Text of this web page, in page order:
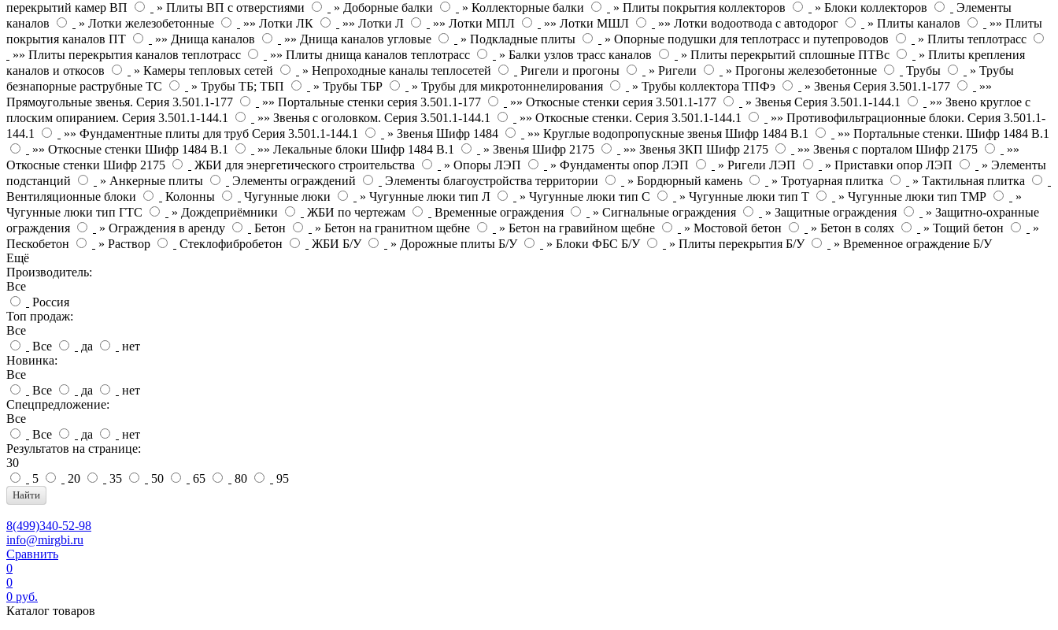
перекрытий камер ВП
» Плиты ВП с отверстиями » Доборные балки » Коллекторные балки » Плиты покрытия коллекторов » Блоки коллекторов
Элементы
каналов
» Лотки железобетонные »» Лотки ЛК »» Лотки Л »» Лотки МПЛ »» Лотки МШЛ »» Лотки водоотвода с автодорог » Плиты каналов
»» Плиты
покрытия каналов ПТ
»» Днища каналов »» Днища каналов угловые » Подкладные плиты » Опорные подушки для теплотрасс и путепроводов
» Плиты теплотрасс
»» Плиты перекрытия каналов теплотрасс
»» Плиты днища каналов теплотрасс » Балки узлов трасс каналов » Плиты перекрытий сплошные ПТВс
» Плиты крепления
каналов и откосов
» Камеры тепловых сетей » Непроходные каналы теплосетей Ригели и прогоны » Ригели » Прогоны железобетонные Трубы
» Трубы
безнапорные раструбные ТС
» Трубы ТБ; ТБП » Трубы ТБР » Трубы для микротоннелирования » Трубы коллектора ТПФэ » Звенья Серия 3.501.1-177
»»
Прямоугольные звенья. Серия 3.501.1-177
»» Портальные стенки серия 3.501.1-177 »» Откосные стенки серия 3.501.1-177 » Звенья Серия 3.501.1-144.1
»» Звено круглое с
плоским опиранием. Серия 3.501.1-144.1
»» Звенья с оголовком. Серия 3.501.1-144.1 »» Откосные стенки. Серия 3.501.1-144.1
»» Противофильтрационные блоки. Серия 3.501.1-
144.1
»» Фундаментные плиты для труб Серия 3.501.1-144.1 » Звенья Шифр 1484 »» Круглые водопропускные звенья Шифр 1484 В.1
»» Портальные стенки. Шифр 1484 В.1
»» Откосные стенки Шифр 1484 В.1
»» Лекальные блоки Шифр 1484 В.1 » Звенья Шифр 2175 »» Звенья ЗКП Шифр 2175 »» Звенья с порталом Шифр 2175
»»
Откосные стенки Шифр 2175
ЖБИ для энергетического строительства » Опоры ЛЭП » Фундаменты опор ЛЭП » Ригели ЛЭП » Приставки опор ЛЭП
» Элементы
подстанций
» Анкерные плиты Элементы ограждений Элементы благоустройства территории » Бордюрный камень » Тротуарная плитка
» Тактильная плитка
Вентиляционные блоки
Колонны Чугунные люки » Чугунные люки тип Л » Чугунные люки тип С » Чугунные люки тип Т » Чугунные люки тип ТМР
»
Чугунные люки тип ГТС
» Дождеприёмники ЖБИ по чертежам Временные ограждения » Сигнальные ограждения » Защитные ограждения
» Защитно-охранные
ограждения
» Ограждения в аренду Бетон » Бетон на гранитном щебне » Бетон на гравийном щебне » Мостовой бетон » Бетон в солях » Тощий бетон
»
Пескобетон
» Раствор Стеклофибробетон ЖБИ Б/У » Дорожные плиты Б/У » Блоки ФБС Б/У » Плиты перекрытия Б/У
» Временное ограждение Б/У
Ещё
Производитель:
Все
Россия
Топ продаж:
Все
Все
да
нет
Новинка:
Все
Все
да
нет
Спецпредложение:
Все
Все
да
нет
Результатов на странице:
30
5
20 35 50 65 80 95
Найти
8(499)340-52-98
info@mirgbi.ru
Сравнить
0
0
0 руб.
Каталог товаров